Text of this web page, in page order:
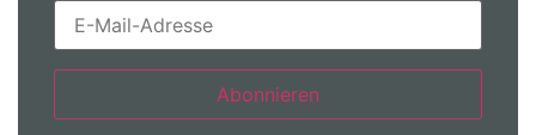
Abonnieren